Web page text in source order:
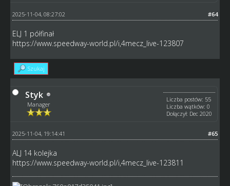
#64
2025-11-04, 08:27:02
ELJ 1 półfinał
https://www.speedway-world.pl/i,4mecz_live-123807
Szukaj
Styk
Manager
Liczba postów: 55
Liczba wątków: 0
Dołączył: Dec 2020
#65
2025-11-04, 19:14:41
ALJ 14 kolejka
https://www.speedway-world.pl/i,4mecz_live-123811